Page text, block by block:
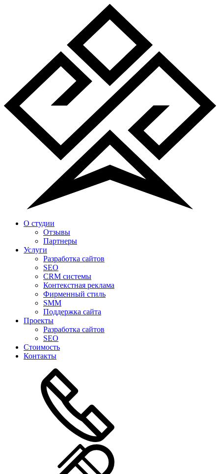
О студии
Отзывы
Партнеры
Услуги
Разработка сайтов
SEO
CRM системы
Контекстная реклама
Фирменный стиль
SMM
Поддержка сайта
Проекты
Разработка сайтов
SEO
Стоимость
Контакты